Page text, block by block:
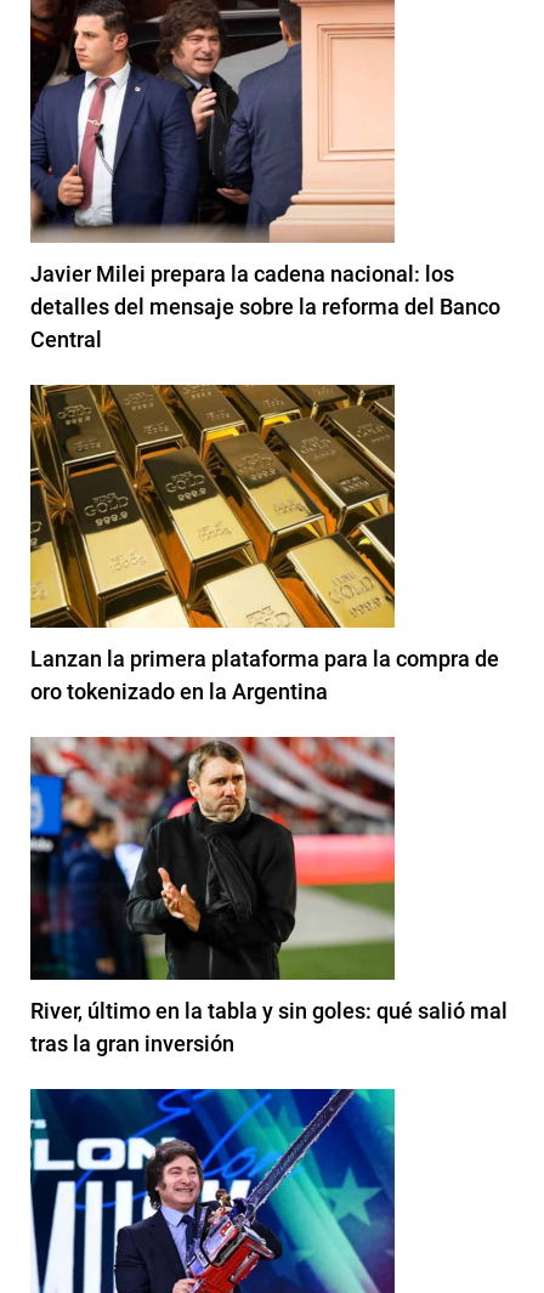
Javier Milei prepara la cadena nacional: los
detalles del mensaje sobre la reforma del Banco
Central
Lanzan la primera plataforma para la compra de
oro tokenizado en la Argentina
River, último en la tabla y sin goles: qué salió mal
tras la gran inversión